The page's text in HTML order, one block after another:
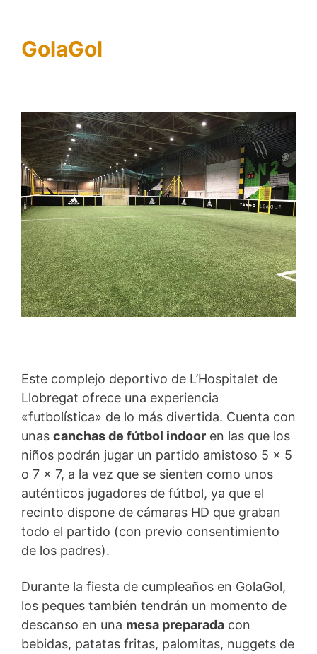
GolaGol
Este complejo deportivo de L’Hospitalet de
Llobregat ofrece una experiencia
«futbolística» de lo más divertida. Cuenta con
unas canchas de fútbol indoor en las que los
niños podrán jugar un partido amistoso 5 x 5
o 7 x 7, a la vez que se sienten como unos
auténticos jugadores de fútbol, ya que el
recinto dispone de cámaras HD que graban
todo el partido (con previo consentimiento
de los padres).
Durante la fiesta de cumpleaños en GolaGol,
los peques también tendrán un momento de
descanso en una mesa preparada con
bebidas, patatas fritas, palomitas, nuggets de